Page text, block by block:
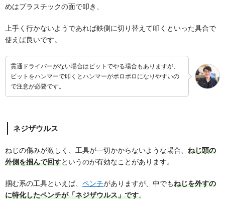
めはプラスチックの面で叩き、
上手く行かないようであれば鉄側に切り替えて叩くといった具合で
使えば良いです。
貫通ドライバーがない場合はビットでやる場合もありますが、
ビットをハンマーで叩くとハンマーがボロボロになりやすいの
で注意が必要です。
ネジザウルス
ねじの傷みが激しく、工具が一切かからないような場合、 ねじ頭の
外側を掴んで回すというのが有効なことがあります。
掴む系の工具といえば、 ペンチがありますが、中でもねじを外すの
に特化したペンチが「ネジザウルス」です。